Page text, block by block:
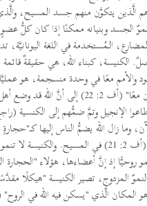
الَّذين يتكوَّن منهم جسد المسيح،
الجسد وبنيانه ممكنًا إذا كان كلُّ
الـمُستخدمة في اللغة اليونانيَّة،
الكنيسة، كبناء الله، هي حقيقةٌ
والأمم معًا في وحدة منسجمة، هو
تشير عبارة "تُبنَون معًا" (أف 2: 22) إلى
وما زال الله يضمُّ الناس إليها
"هيكلًا مقدَّسًا" (أف 2: 21) في المسيح.
إذ إنَّ أعضاءها، هؤلاء "الحجارة
المكان الَّذي "يسكن فيه الله في الروح" (أف